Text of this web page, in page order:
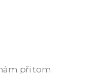
při tom